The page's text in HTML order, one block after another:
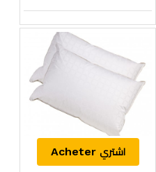
Acheter اشتري